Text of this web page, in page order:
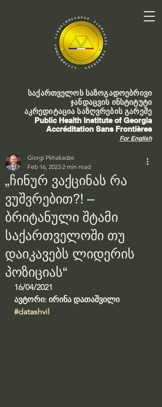
საქართველოს საზოგადოებრივი
ჯანდაცვის ინსტიტუტი
აკრედიტაცია საზღვრების გარეშე
Public Health Institute of Georgia
Accréditation Sans Frontières
For English
„ჩინურ ვაქცინას რა
ვუშვრებით?! –
ბრიტანული შტამი
საქართველოში თუ
დაიკავებს ლიდერის
პოზიციას“
Giorgi Pkhakadze
Feb 16, 2023 2 min read
16/04/2021
ავტორი: ირინა დათაშვილი
#datashvil